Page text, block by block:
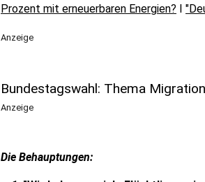
Prozent mit erneuerbaren Energien? I
Anzeige
Bundestagswahl: Thema
Anzeige
Die Behauptungen: